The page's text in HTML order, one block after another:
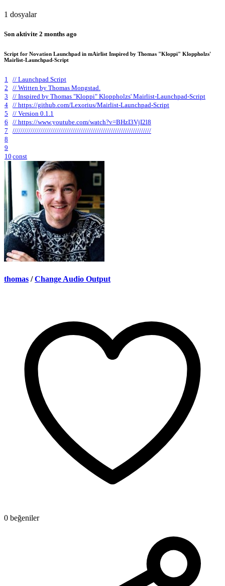
1 dosyalar
Son aktivite 2 months ago
Script for Novation Launchpad in mAirlist Inspired by Thomas "Kloppi" Kloppholzs'
Mairlist-Launchpad-Script
1
// Launchpad Script
2
// Written by Thomas Mongstad.
3
// Inspired by Thomas "Kloppi" Kloppholzs' Mairlist-Launchpad-Script
4
// https://github.com/Lexorius/Mairlist-Launchpad-Script
5
// Version 0.1.1
6
// https://www.youtube.com/watch?v=BHzI3VjI2l8
7
/////////////////////////////////////////////////////////////////////
8
9
10 const
thomas / Change Audio Output
0 beğeniler